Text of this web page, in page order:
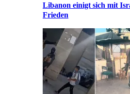
Libanon einigt sich mit
Frieden